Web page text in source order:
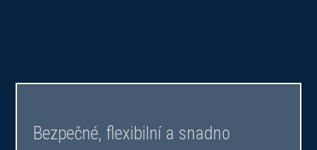
Bezpečné, flexibilní a snadno